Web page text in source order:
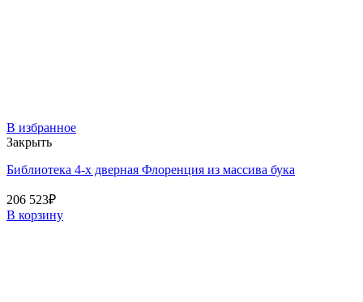
В избранное
Закрыть
Библиотека 4-х дверная Флоренция из массива бука
206 523₽
В корзину